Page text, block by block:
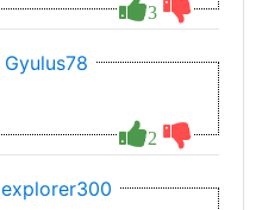
3
Gyulus78
2
explorer300